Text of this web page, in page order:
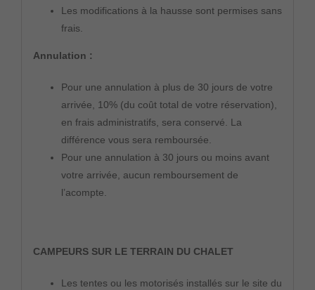
Les modifications à la hausse sont permises sans
frais.
Annulation :
Pour une annulation à plus de 30 jours de votre
arrivée, 10% (du coût total de votre réservation),
en frais administratifs, sera conservé. La
différence vous sera remboursée.
Pour une annulation à 30 jours ou moins avant
votre arrivée, aucun remboursement de
l’acompte.
CAMPEURS SUR LE TERRAIN DU CHALET
Les tentes ou les motorisés installés sur le site du